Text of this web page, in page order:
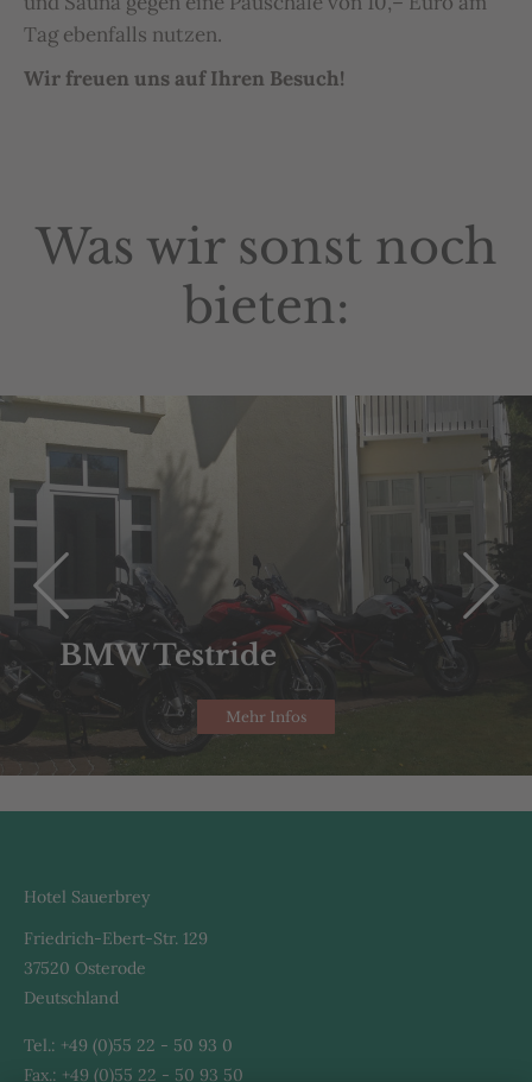
Tag ebenfalls nutzen.
Wir freuen uns auf Ihren Besuch!
Was wir sonst noch
bieten:
BMW Testride
Mehr Infos
Hotel Sauerbrey
Friedrich-Ebert-Str. 129
37520 Osterode
Deutschland
Tel.: +49 (0)55 22 - 50 93 0
Fax.: +49 (0)55 22 - 50 93 50